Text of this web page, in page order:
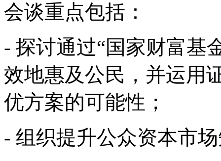
会谈重点包括：
- 探讨通过“国家财富基
效地惠及公民，并运用
优方案的可能性；
- 组织提升公众资本市